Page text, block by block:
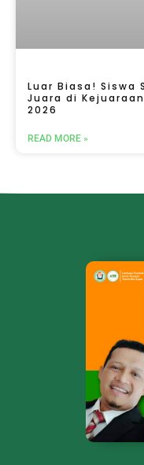
Luar Biasa! Siswa
Juara di
2026
READ MORE »